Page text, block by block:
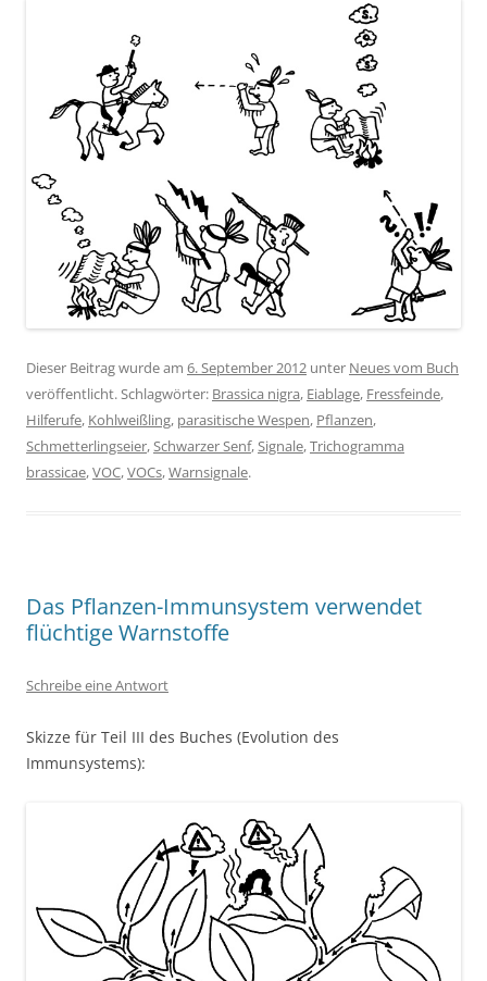
Dieser Beitrag wurde am 6. September 2012 unter Neues vom Buch
veröffentlicht. Schlagwörter: Brassica nigra, Eiablage, Fressfeinde,
Hilferufe, Kohlweißling, parasitische Wespen, Pflanzen,
Schmetterlingseier,Schwarzer Senf,Signale,Trichogramma
brassicae,VOC,VOCs,Warnsignale.
Das Pflanzen-Immunsystem verwendet
flüchtige Warnstoffe
Schreibe eine Antwort
Skizze für Teil III des Buches (Evolution des
Immunsystems):